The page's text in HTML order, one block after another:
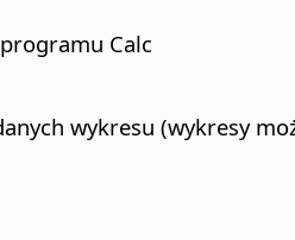
Calc
wykresu (wykresy